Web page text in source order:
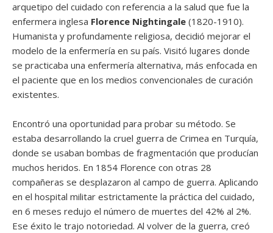
arquetipo del cuidado con referencia a la salud que fue la
enfermera inglesa Florence Nightingale (1820-1910).
Humanista y profundamente religiosa, decidió mejorar el
modelo de la enfermería en su país. Visitó lugares donde
se practicaba una enfermería alternativa, más enfocada en
el paciente que en los medios convencionales de curación
existentes.
Encontró una oportunidad para probar su método. Se
estaba desarrollando la cruel guerra de Crimea en Turquía,
donde se usaban bombas de fragmentación que producían
muchos heridos. En 1854 Florence con otras 28
compañeras se desplazaron al campo de guerra. Aplicando
en el hospital militar estrictamente la práctica del cuidado,
en 6 meses redujo el número de muertes del 42% al 2%.
Ese éxito le trajo notoriedad. Al volver de la guerra, creó